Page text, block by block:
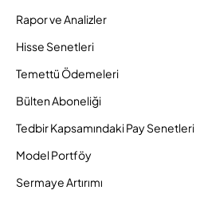
Rapor ve Analizler
Hisse Senetleri
Temettü Ödemeleri
Bülten Aboneliği
Tedbir Kapsamındaki Pay Senetleri
Model Portföy
Sermaye Artırımı